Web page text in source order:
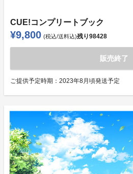
CUE!コンプリートブック
¥9,800 (税込/送料込)残り98428
販売終了
ご提供予定時期： 2023年8月頃発送予定